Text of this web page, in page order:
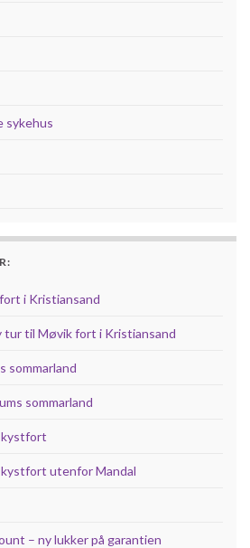
sykehus
i Kristiansand
tur til Møvik fort i Kristiansand
sommarland
sommarland
utenfor Mandal
– ny lukker på garantien